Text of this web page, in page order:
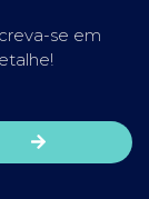
se em